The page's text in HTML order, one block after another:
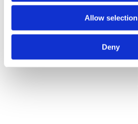
Allow selection
Deny